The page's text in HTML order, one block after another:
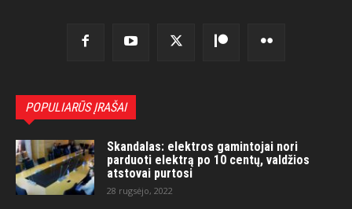
POPULIARŪS ĮRAŠAI
Skandalas: elektros gamintojai nori
parduoti elektrą po 10 centų, valdžios
atstovai purtosi
28 rugsėjo, 2022